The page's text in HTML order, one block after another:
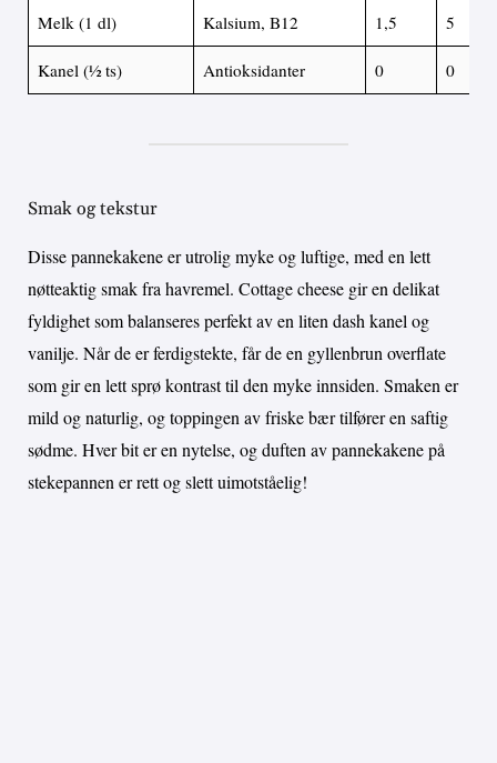
Melk (1 dl) Kalsium, B12 1,5 5
Kanel (½ ts) Antioksidanter 0 0
Smak og tekstur
Disse pannekakene er utrolig myke og luftige, med en lett
nøtteaktig smak fra havremel. Cottage cheese gir en delikat
fyldighet som balanseres perfekt av en liten dash kanel og
vanilje. Når de er ferdigstekte, får de en gyllenbrun overflate
som gir en lett sprø kontrast til den myke innsiden. Smaken er
mild og naturlig, og toppingen av friske bær tilfører en saftig
sødme. Hver bit er en nytelse, og duften av pannekakene på
stekepannen er rett og slett uimotståelig!